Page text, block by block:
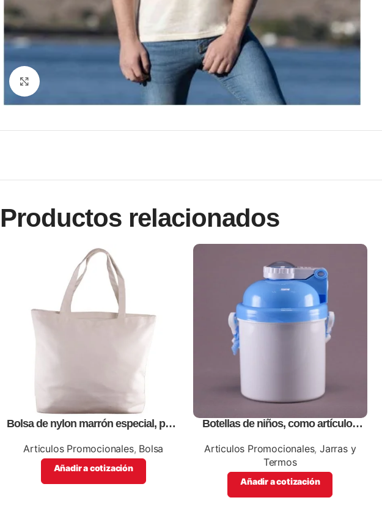
Productos relacionados
Bolsa de nylon marrón especial, para
Articulos Promocionales, Bolsa
Añadir a cotización
Botellas de niños, como artículos
Articulos Promocionales,Jarras y
Termos
Añadir a cotización